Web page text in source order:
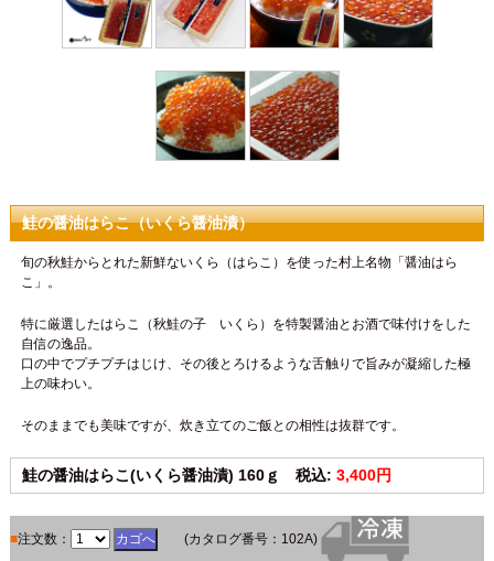
鮭の醤油はらこ（いくら醤油漬）
旬の秋鮭からとれた新鮮ないくら（はらこ）を使った村上名物「醤油はら
こ」。
特に厳選したはらこ（秋鮭の子 いくら）を特製醤油とお酒で味付けをした
自信の逸品。
口の中でプチプチはじけ、その後とろけるような舌触りで旨みが凝縮した極
上の味わい。
そのままでも美味ですが、炊き立てのご飯との相性は抜群です。
鮭の醤油はらこ(いくら醤油漬) 160ｇ 税込: 3,400円
■注文数： (カタログ番号：102A)